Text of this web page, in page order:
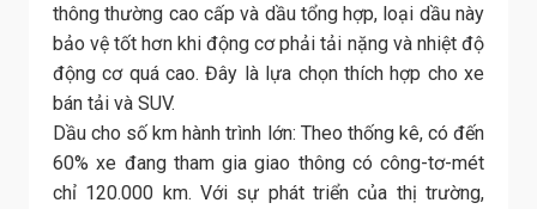
thông thường cao cấp và dầu tổng hợp, loại dầu này
bảo vệ tốt hơn khi động cơ phải tải nặng và nhiệt độ
động cơ quá cao. Đây là lựa chọn thích hợp cho xe
bán tải và SUV.
Dầu cho số km hành trình lớn: Theo thống kê, có đến
60% xe đang tham gia giao thông có công-tơ-mét
chỉ 120.000 km. Với sự phát triển của thị trường,